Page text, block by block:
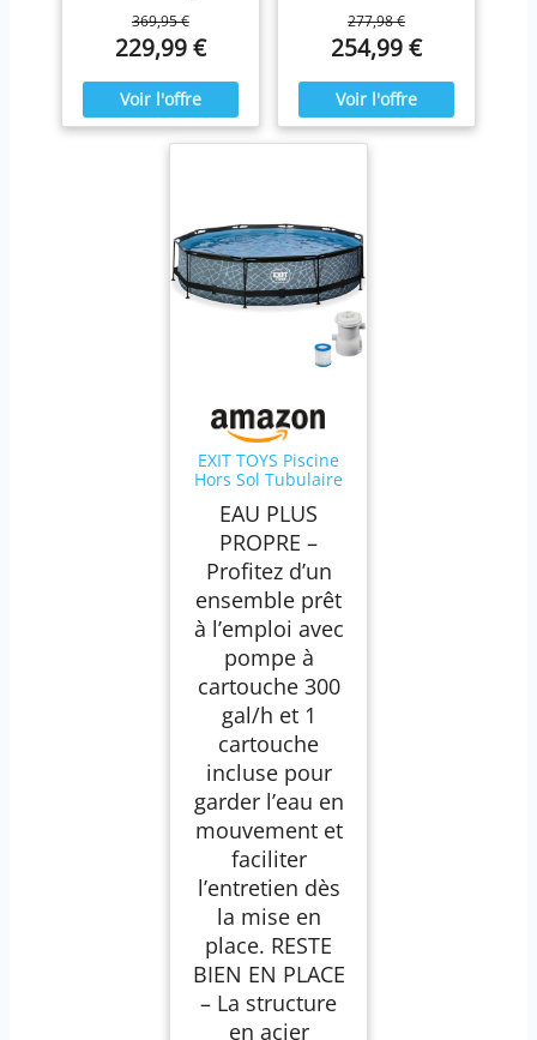
369,95 €
229,99 €
277,98 €
254,99 €
EXIT TOYS Piscine
Hors Sol Tubulaire
cm avec Pompe
Filtrante – pour
Enfants – Structure
Stable – Certifiée
TÜV CE en 16582 –
Stone Pool – Gris
EAU PLUS
PROPRE –
Profitez d’un
ensemble prêt
à l’emploi avec
pompe à
cartouche 300
gal/h et 1
cartouche
incluse pour
garder l’eau en
mouvement et
faciliter
l’entretien dès
la mise en
place. RESTE
BIEN EN PLACE
– La structure
en acier